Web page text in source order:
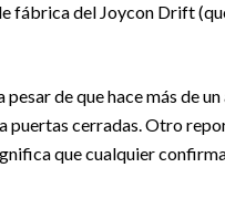
fábrica del Joycon Drift
de que hace más de un
puertas cerradas. Otro
que cualquier